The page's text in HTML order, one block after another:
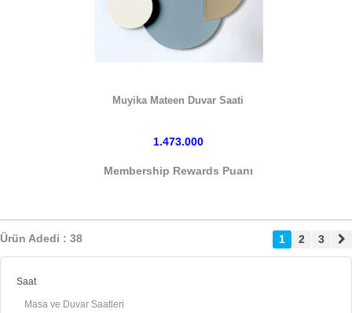
Muyika Mateen Duvar Saati
1.473.000
Membership Rewards Puanı
Ürün Adedi : 38 1 2 3
Saat
Masa ve Duvar Saatleri